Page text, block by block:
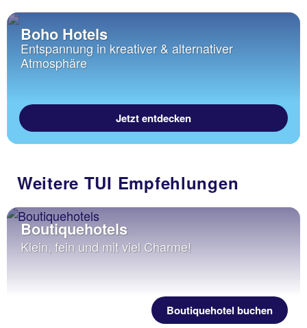
Boho Hotels
Entspannung in kreativer & alternativer
Atmosphäre
Jetzt entdecken
Weitere TUI Empfehlungen
Boutiquehotels
Klein, fein und mit viel Charme!
Boutiquehotel buchen